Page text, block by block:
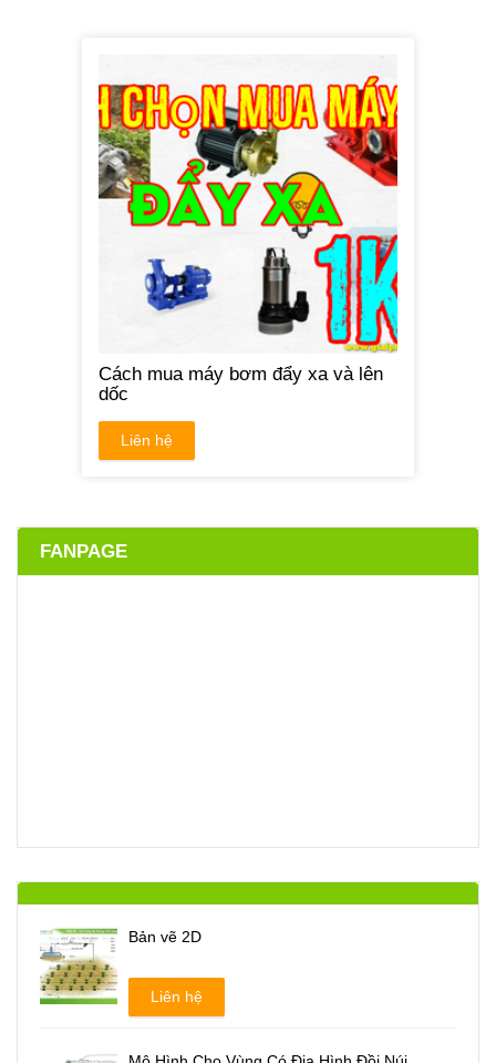
Cách mua máy bơm đẩy xa và lên
dốc
Liên hệ
FANPAGE
Bản vẽ 2D
Liên hệ